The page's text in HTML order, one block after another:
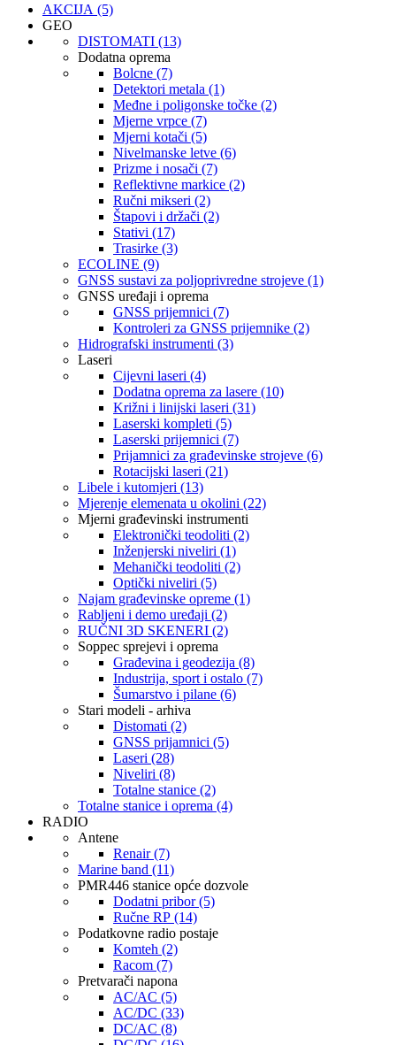
AKCIJA (5)
GEO
DISTOMATI (13)
Dodatna oprema
Bolcne (7)
Detektori metala (1)
Međne i poligonske točke (2)
Mjerne vrpce (7)
Mjerni kotači (5)
Nivelmanske letve (6)
Prizme i nosači (7)
Reflektivne markice (2)
Ručni mikseri (2)
Štapovi i držači (2)
Stativi (17)
Trasirke (3)
ECOLINE (9)
GNSS sustavi za poljoprivredne strojeve (1)
GNSS uređaji i oprema
GNSS prijemnici (7)
Kontroleri za GNSS prijemnike (2)
Hidrografski instrumenti (3)
Laseri
Cijevni laseri (4)
Dodatna oprema za lasere (10)
Križni i linijski laseri (31)
Laserski kompleti (5)
Laserski prijemnici (7)
Prijamnici za građevinske strojeve (6)
Rotacijski laseri (21)
Libele i kutomjeri (13)
Mjerenje elemenata u okolini (22)
Mjerni građevinski instrumenti
Elektronički teodoliti (2)
Inženjerski niveliri (1)
Mehanički teodoliti (2)
Optički niveliri (5)
Najam građevinske opreme (1)
Rabljeni i demo uređaji (2)
RUČNI 3D SKENERI (2)
Soppec sprejevi i oprema
Građevina i geodezija (8)
Industrija, sport i ostalo (7)
Šumarstvo i pilane (6)
Stari modeli - arhiva
Distomati (2)
GNSS prijamnici (5)
Laseri (28)
Niveliri (8)
Totalne stanice (2)
Totalne stanice i oprema (4)
RADIO
Antene
Renair (7)
Marine band (11)
PMR446 stanice opće dozvole
Dodatni pribor (5)
Ručne RP (14)
Podatkovne radio postaje
Komteh (2)
Racom (7)
Pretvarači napona
AC/AC (5)
AC/DC (33)
DC/AC (8)